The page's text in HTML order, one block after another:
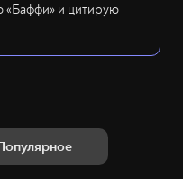
«Баффи» и цитирую